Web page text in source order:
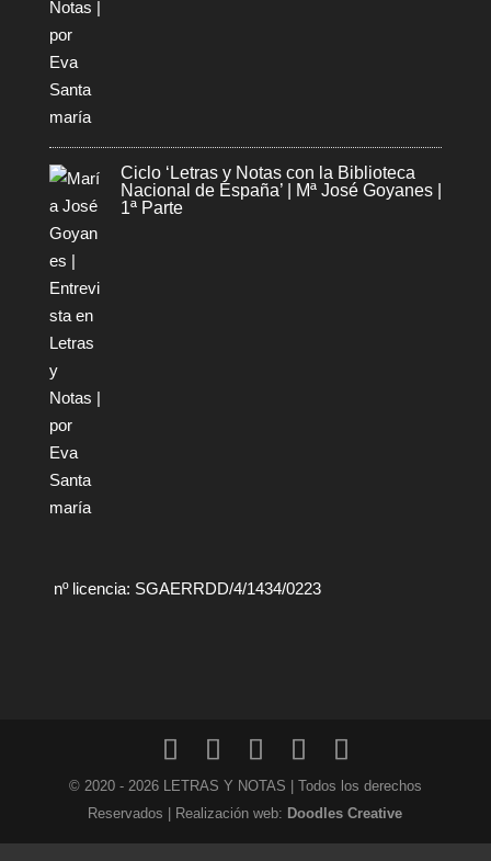
Ciclo ‘Letras y Notas con la Biblioteca
Nacional de España’ | Mª José Goyanes |
1ª Parte
nº licencia: SGAERRDD/4/1434/0223
© 2020 - 2026 LETRAS Y NOTAS | Todos los derechos
Reservados | Realización web: Doodles Creative